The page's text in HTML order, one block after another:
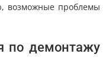
возможные проблемы
по демонтажу